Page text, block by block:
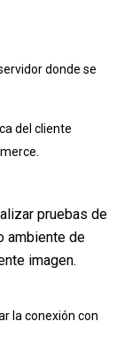
donde se
del cliente
pruebas de
ambiente de
imagen.
la conexión con